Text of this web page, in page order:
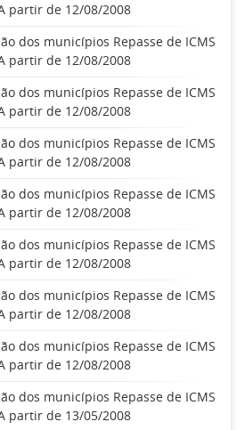
partir de 12/08/2008
dos municípios Repasse de ICMS
partir de 12/08/2008
dos municípios Repasse de ICMS
partir de 12/08/2008
dos municípios Repasse de ICMS
partir de 12/08/2008
dos municípios Repasse de ICMS
partir de 12/08/2008
dos municípios Repasse de ICMS
partir de 12/08/2008
dos municípios Repasse de ICMS
partir de 12/08/2008
dos municípios Repasse de ICMS
partir de 12/08/2008
dos municípios Repasse de ICMS
partir de 13/05/2008